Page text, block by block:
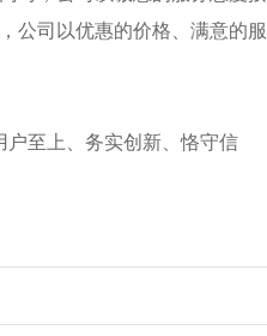
公司以优惠的价格、满意的服
至上、务实创新、恪守信